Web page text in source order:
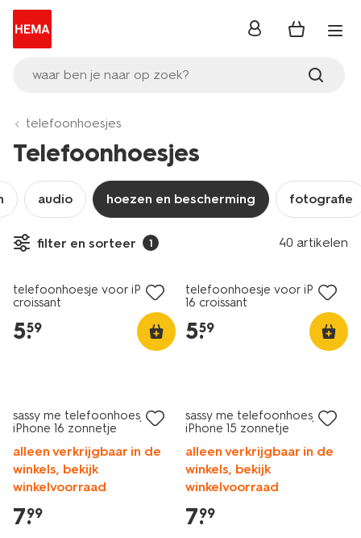
waar ben je naar op zoek?
inloggen
telefoonhoesjes
Telefoonhoesjes
audio hoezen en bescherming fotografie
filter en sorteer 1 40 artikelen
nieuw
telefoonhoesje voor iPhone
croissant
5.
59
telefoonhoesje voor iPhone
16 croissant
5.
59
sassy me telefoonhoesje
iPhone 16 zonnetje
alleen verkrijgbaar in de
winkels, bekijk
winkelvoorraad
7.
99
sassy me telefoonhoesje
iPhone 15 zonnetje
alleen verkrijgbaar in de
winkels, bekijk
winkelvoorraad
7.
99